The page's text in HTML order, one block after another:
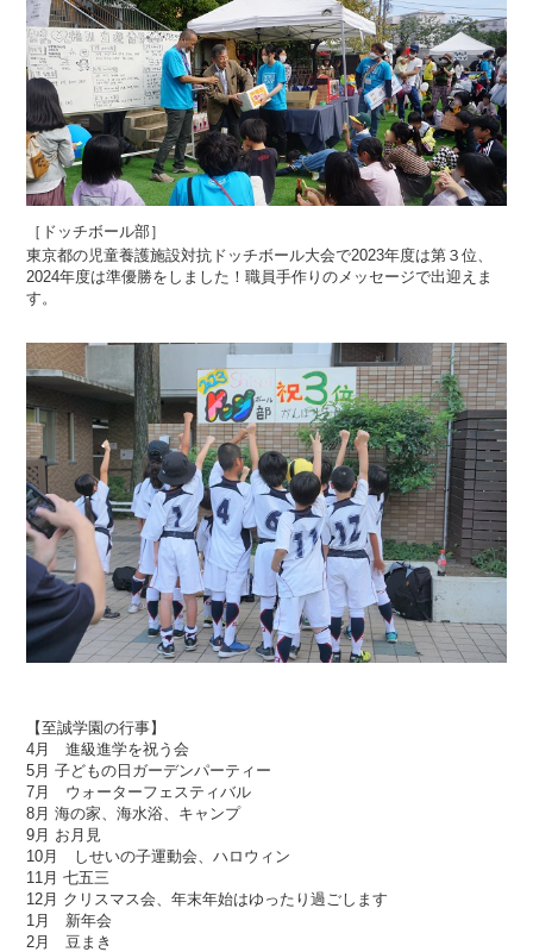
［ドッチボール部］
東京都の児童養護施設対抗ドッチボール大会で2023年度は第３位、
2024年度は準優勝をしました！職員手作りのメッセージで出迎えま
す。
【至誠学園の行事】
4月 進級進学を祝う会
5月 子どもの日ガーデンパーティー
7月 ウォーターフェスティバル
8月 海の家、海水浴、キャンプ
9月 お月見
10月 しせいの子運動会、ハロウィン
11月 七五三
12月 クリスマス会、年末年始はゆったり過ごします
1月 新年会
2月 豆まき